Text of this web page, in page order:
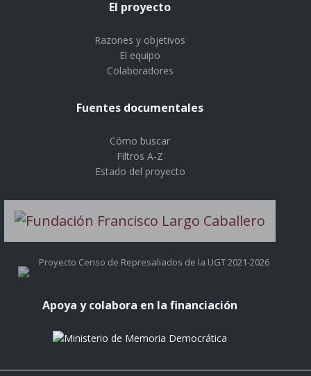
El proyecto
Razones y objetivos
El equipo
Colaboradores
Fuentes documentales
Cómo buscar
Filtros A-Z
Estado del proyecto
Proyecto Censo de Represaliados de la UGT 2021-2026
Apoya y colabora en la financiación